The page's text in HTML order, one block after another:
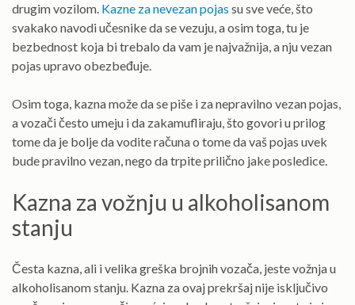
drugim vozilom. Kazne za nevezan pojas su sve veće, što
svakako navodi učesnike da se vezuju, a osim toga, tu je
bezbednost koja bi trebalo da vam je najvažnija, a nju vezan
pojas upravo obezbeđuje.
Osim toga, kazna može da se piše i za nepravilno vezan pojas,
a vozači često umeju i da zakamufliraju, što govori u prilog
tome da je bolje da vodite računa o tome da vaš pojas uvek
bude pravilno vezan, nego da trpite prilično jake posledice.
Kazna za vožnju u alkoholisanom
stanju
Česta kazna, ali i velika greška brojnih vozača, jeste vožnja u
alkoholisanom stanju. Kazna za ovaj prekršaj nije isključivo